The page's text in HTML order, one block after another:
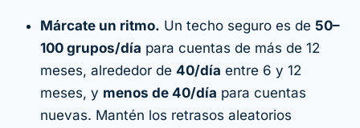
Márcate un ritmo. Un techo seguro es de 50–
100 grupos/día para cuentas de más de 12
meses, alrededor de 40/día entre 6 y 12
meses, y menos de 40/día para cuentas
nuevas. Mantén los retrasos aleatorios